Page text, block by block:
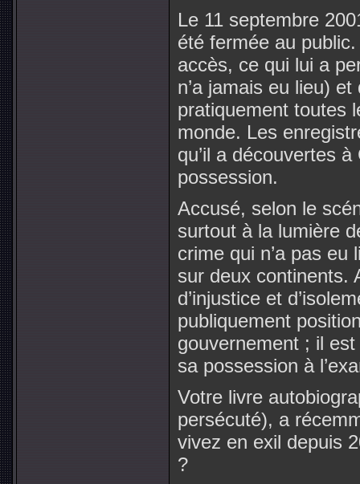
Le 11 septembre
été fermée au
accès, ce qui lui a
n’a jamais eu lieu)
pratiquement toutes
monde. Les
qu’il a découvertes
possession.
Accusé, selon le
surtout à la lumière
crime qui n’a pas
sur deux continents.
d’injustice et
publiquement
gouvernement ; il
sa possession à
Votre livre
persécuté), a
vivez en exil depuis
?